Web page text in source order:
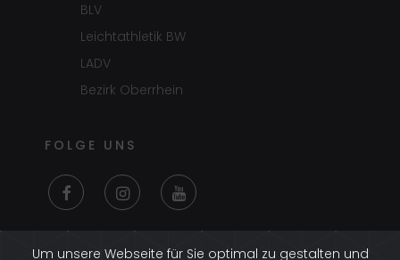
BLV
Leichtathletik BW
LADV
Bezirk Oberrhein
FOLGE UNS
LOGIN
Um unsere Webseite für Sie optimal zu gestalten und